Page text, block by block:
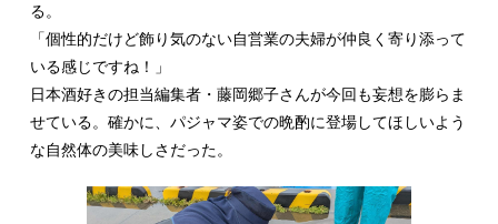
る。
「個性的だけど飾り気のない自営業の夫婦が仲良く寄り添って
いる感じですね！」
日本酒好きの担当編集者・藤岡郷子さんが今回も妄想を膨らま
せている。確かに、パジャマ姿での晩酌に登場してほしいよう
な自然体の美味しさだった。